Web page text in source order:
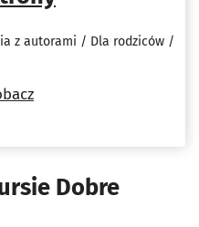
z autorami / Dla rodziców /
Dobre